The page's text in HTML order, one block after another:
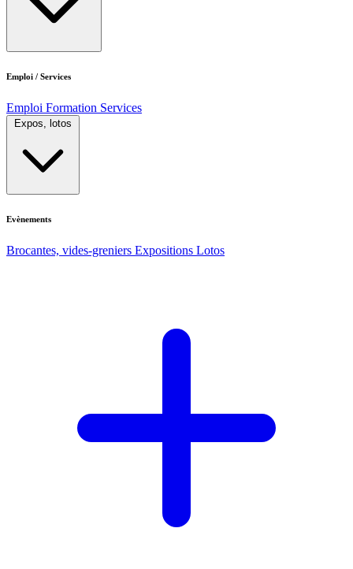
Emploi / Services
Emploi Formation Services
Expos, lotos
Evènements
Brocantes, vides-greniers Expositions Lotos